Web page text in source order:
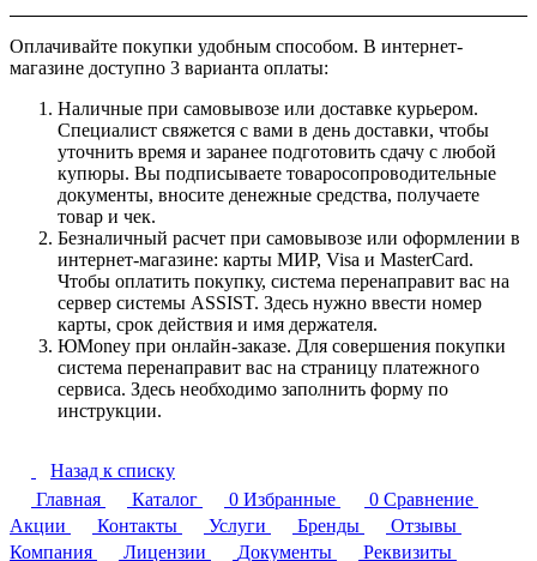
Оплачивайте покупки удобным способом. В интернет-
магазине доступно 3 варианта оплаты:
Наличные при самовывозе или доставке курьером.
Специалист свяжется с вами в день доставки, чтобы
уточнить время и заранее подготовить сдачу с любой
купюры. Вы подписываете товаросопроводительные
документы, вносите денежные средства, получаете
товар и чек.
Безналичный расчет при самовывозе или оформлении в
интернет-магазине: карты МИР, Visa и MasterCard.
Чтобы оплатить покупку, система перенаправит вас на
сервер системы ASSIST. Здесь нужно ввести номер
карты, срок действия и имя держателя.
ЮMoney при онлайн-заказе. Для совершения покупки
система перенаправит вас на страницу платежного
сервиса. Здесь необходимо заполнить форму по
инструкции.
Назад к списку
Главная
Каталог 0 Избранные 0 Сравнение
Акции
Контакты Услуги Бренды
Отзывы
Компания
Лицензии Документы Реквизиты